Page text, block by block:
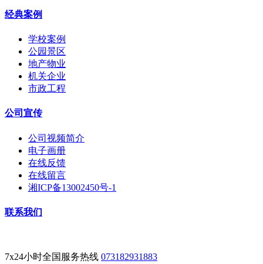
经典案例
学校案例
公园景区
地产物业
机关企业
市政工程
公司宣传
公司视频简介
电子画册
在线反馈
在线留言
湘ICP备13002450号-1
联系我们
7x24小时全国服务热线 073182931883